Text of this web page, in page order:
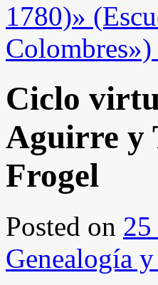
1780)»
Colombres»)
Ciclo
Aguirre y
Frogel
Posted on
Genealogía